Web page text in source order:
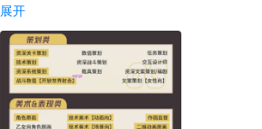
展开